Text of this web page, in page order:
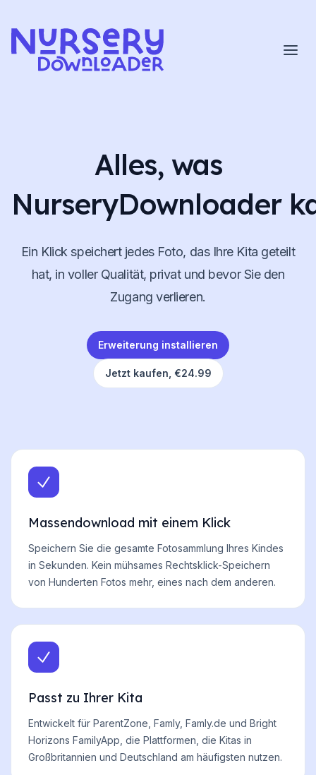
Alles, was
NurseryDownloader
Ein Klick speichert jedes Foto, das Ihre Kita geteilt
hat, in voller Qualität, privat und bevor Sie den
Zugang verlieren.
Erweiterung installieren
Jetzt kaufen, €24.99
Massendownload mit einem Klick
Speichern Sie die gesamte Fotosammlung Ihres Kindes
in Sekunden. Kein mühsames Rechtsklick-Speichern
von Hunderten Fotos mehr, eines nach dem anderen.
Passt zu Ihrer Kita
Entwickelt für ParentZone, Famly, Famly.de und Bright
Horizons FamilyApp, die Plattformen, die Kitas in
Großbritannien und Deutschland am häufigsten nutzen.